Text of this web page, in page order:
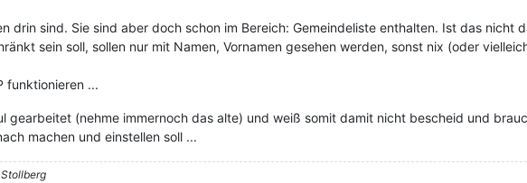
drin sind. Sie sind aber doch schon im Bereich: Gemeindeliste enthalten. Ist das nicht
sein soll, sollen nur mit Namen, Vornamen gesehen werden, sonst nix (oder
funktionieren ...
gearbeitet (nehme immernoch das alte) und weiß somit damit nicht bescheid und
machen und einstellen soll ...